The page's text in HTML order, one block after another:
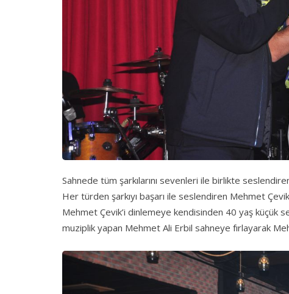
Sahnede tüm şarkılarını sevenleri ile birlikte
Her türden şarkıyı başarı ile seslendiren Mehmet
Mehmet Çevik’i dinlemeye kendisinden 40 yaş küçük
muziplik yapan Mehmet Ali Erbil sahneye fırlayarak